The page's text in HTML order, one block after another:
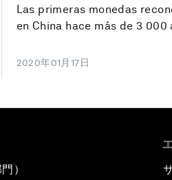
Las primeras monedas
en China hace más de 3 000
2020年01月17日
）